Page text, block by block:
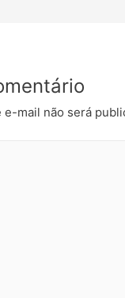
e-mail não será